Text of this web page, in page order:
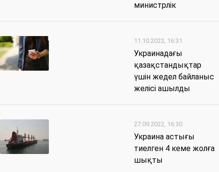
министрлік
11.10.2022, 16:31
Украинадағы
қазақстандықтар
үшін жедел байланыс
желісі ашылды
27.09.2022, 16:30
Украина астығы
тиелген 4 кеме жолға
шықты